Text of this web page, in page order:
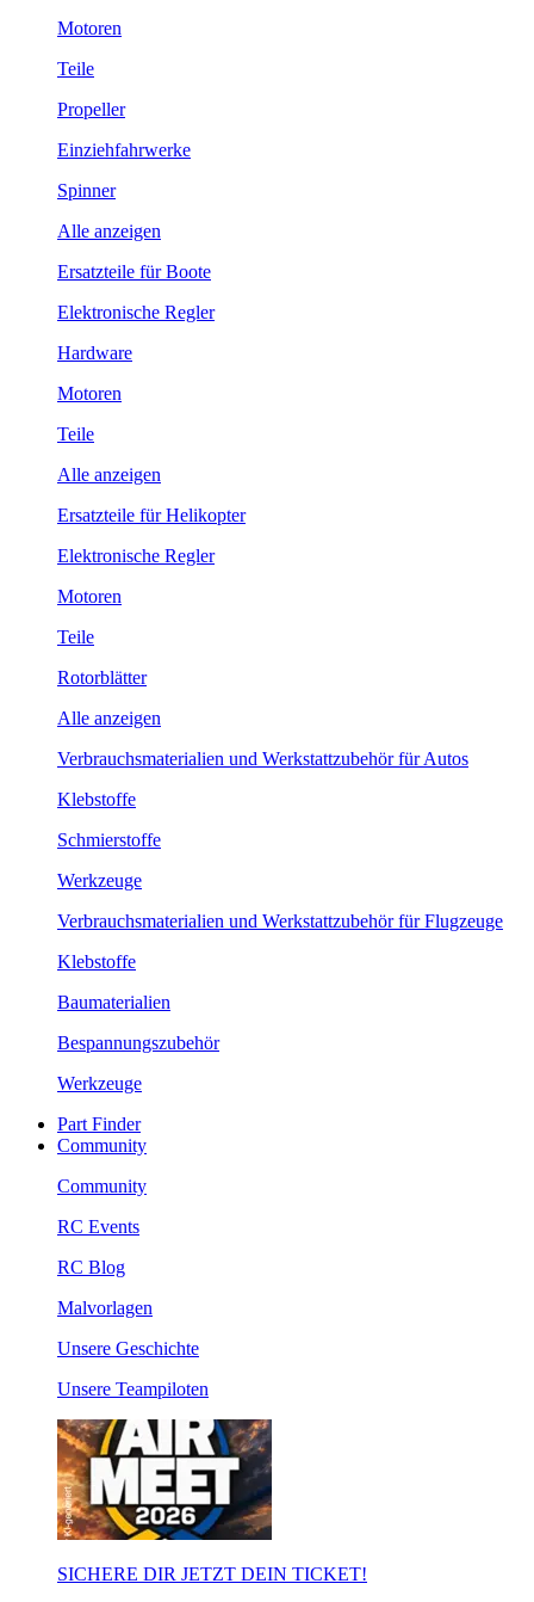
Motoren
Teile
Propeller
Einziehfahrwerke
Spinner
Alle anzeigen
Ersatzteile für Boote
Elektronische Regler
Hardware
Motoren
Teile
Alle anzeigen
Ersatzteile für Helikopter
Elektronische Regler
Motoren
Teile
Rotorblätter
Alle anzeigen
Verbrauchsmaterialien und Werkstattzubehör für Autos
Klebstoffe
Schmierstoffe
Werkzeuge
Verbrauchsmaterialien und Werkstattzubehör für Flugzeuge
Klebstoffe
Baumaterialien
Bespannungszubehör
Werkzeuge
Part Finder
Community
Community
RC Events
RC Blog
Malvorlagen
Unsere Geschichte
Unsere Teampiloten
SICHERE DIR JETZT DEIN TICKET!